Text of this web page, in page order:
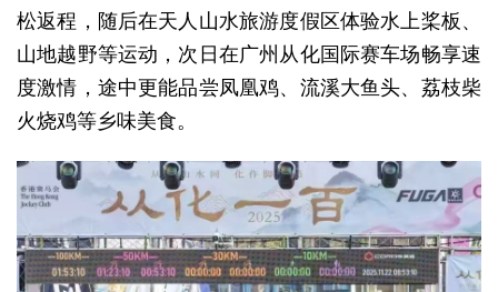
松返程，随后在天人山水旅游度假区体验水上桨板、
山地越野等运动，次日在广州从化国际赛车场畅享速
度激情，途中更能品尝凤凰鸡、流溪大鱼头、荔枝柴
火烧鸡等乡味美食。